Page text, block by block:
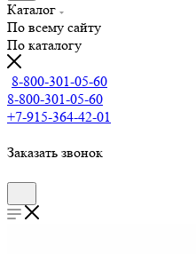
Каталог
По всему сайту
По каталогу
8-800-301-05-60
8-800-301-05-60
+7-915-364-42-01
Заказать звонок